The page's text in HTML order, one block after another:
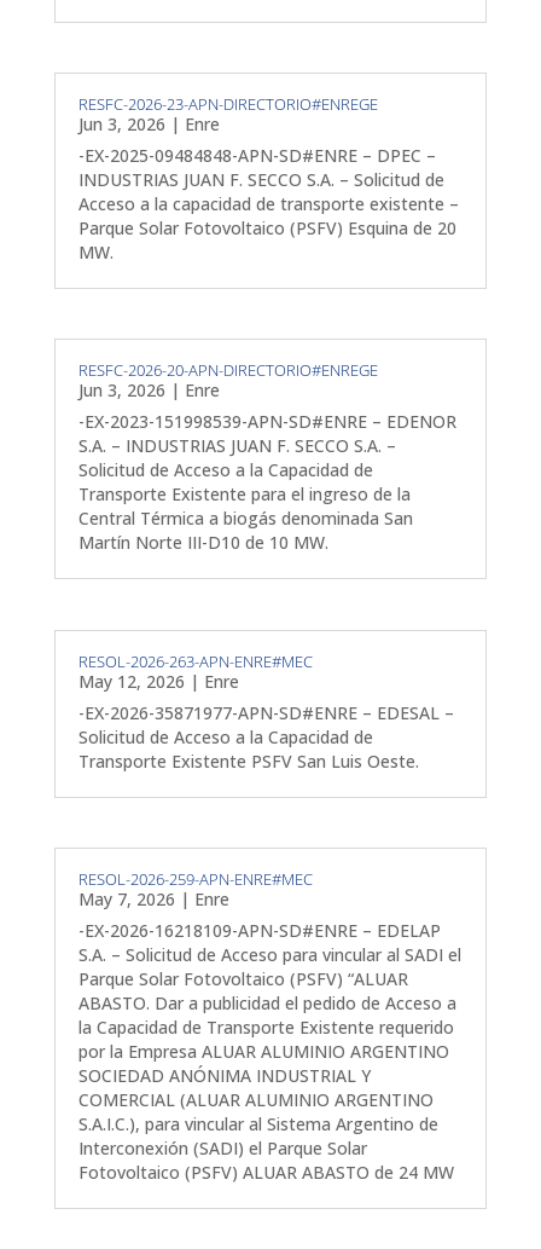
RESFC-2026-23-APN-DIRECTORIO#ENREGE
Jun 3, 2026 | Enre
-EX-2025-09484848-APN-SD#ENRE – DPEC –
INDUSTRIAS JUAN F. SECCO S.A. – Solicitud de
Acceso a la capacidad de transporte existente –
Parque Solar Fotovoltaico (PSFV) Esquina de 20
MW.
RESFC-2026-20-APN-DIRECTORIO#ENREGE
Jun 3, 2026 | Enre
-EX-2023-151998539-APN-SD#ENRE – EDENOR
S.A. – INDUSTRIAS JUAN F. SECCO S.A. –
Solicitud de Acceso a la Capacidad de
Transporte Existente para el ingreso de la
Central Térmica a biogás denominada San
Martín Norte III-D10 de 10 MW.
RESOL-2026-263-APN-ENRE#MEC
May 12, 2026 | Enre
-EX-2026-35871977-APN-SD#ENRE – EDESAL –
Solicitud de Acceso a la Capacidad de
Transporte Existente PSFV San Luis Oeste.
RESOL-2026-259-APN-ENRE#MEC
May 7, 2026 | Enre
-EX-2026-16218109-APN-SD#ENRE – EDELAP
S.A. – Solicitud de Acceso para vincular al SADI el
Parque Solar Fotovoltaico (PSFV) “ALUAR
ABASTO. Dar a publicidad el pedido de Acceso a
la Capacidad de Transporte Existente requerido
por la Empresa ALUAR ALUMINIO ARGENTINO
SOCIEDAD ANÓNIMA INDUSTRIAL Y
COMERCIAL (ALUAR ALUMINIO ARGENTINO
S.A.I.C.), para vincular al Sistema Argentino de
Interconexión (SADI) el Parque Solar
Fotovoltaico (PSFV) ALUAR ABASTO de 24 MW